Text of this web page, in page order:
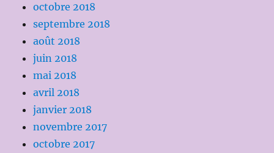
octobre 2018
septembre 2018
août 2018
juin 2018
mai 2018
avril 2018
janvier 2018
novembre 2017
octobre 2017